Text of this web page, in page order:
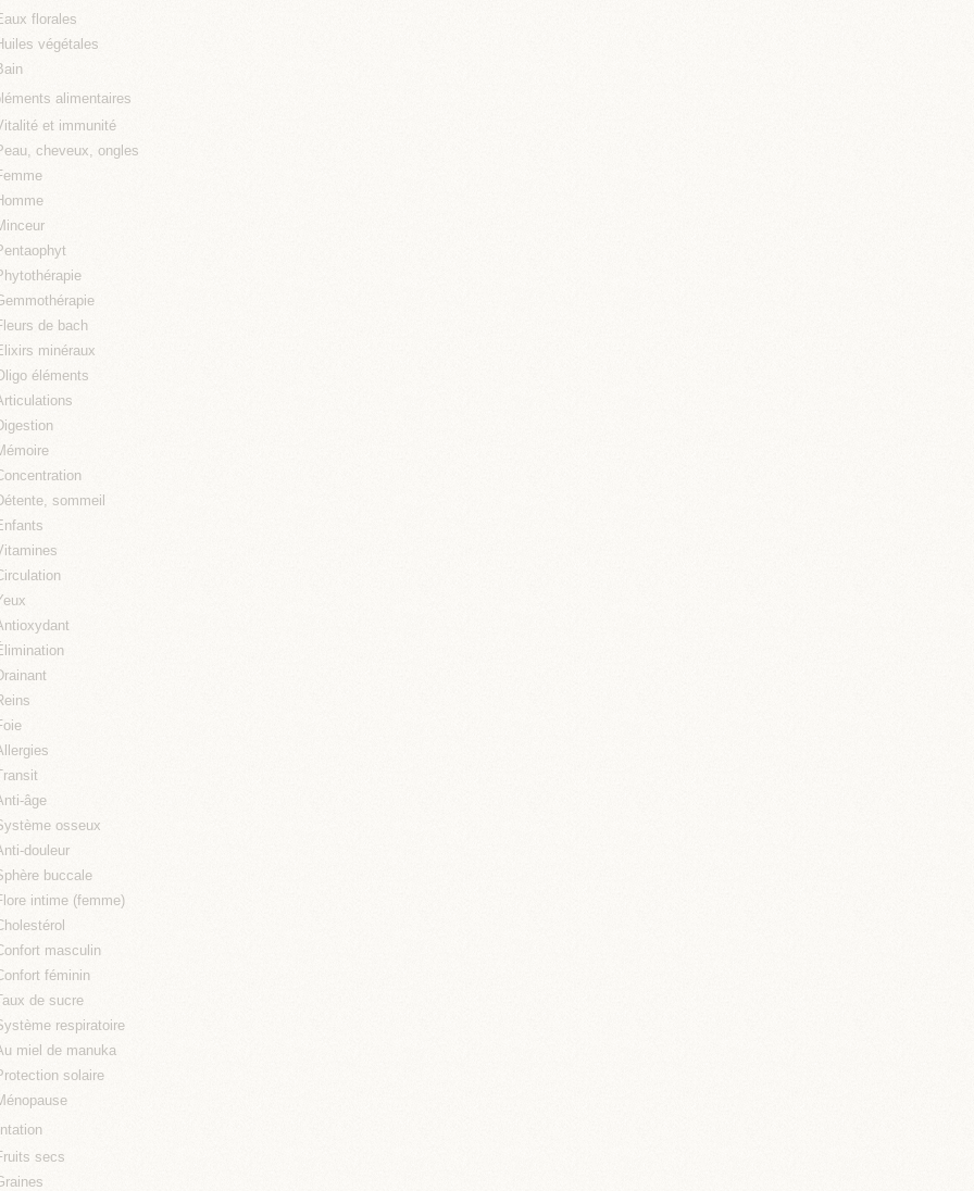
florales
végétales
alimentaires
et immunité
cheveux, ongles
de bach
minéraux
éléments
sommeil
âge
osseux
douleur
buccale
intime (femme)
masculin
féminin
de sucre
respiratoire
miel de manuka
solaire
secs